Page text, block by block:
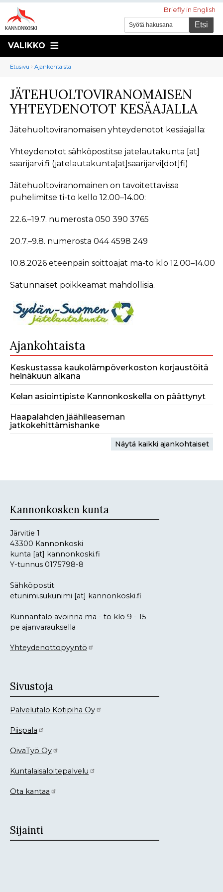
Briefly in English
VALIKKO
Murupolku
You
here:
Etusivu Ajankohtaista
JÄTEHUOLTOVIRANOMAISEN
YHTEYDENOTOT KESÄAJALLA
Jätehuoltoviranomaisen yhteydenotot kesäajalla:
Yhteydenotot sähköpostitse jatelautakunta [at]
saarijarvi.fi (jatelautakunta[at]saarijarvi[dot]fi)
Jätehuoltoviranomainen on tavoitettavissa
puhelimitse ti-to kello 12.00–14.00:
22.6.–19.7. numerosta 050 390 3765
20.7.–9.8. numerosta 044 4598 249
10.8.2026 eteenpäin soittoajat ma-to klo 12.00–14.00
Satunnaiset poikkeamat mahdollisia.
Ajankohtaista
Keskustassa kaukolämpöverkoston korjaustöitä
heinäkuun aikana
Kelan asiointipiste Kannonkoskella on päättynyt
Haapalahden jäähileaseman
jatkokehittämishanke
Näytä kaikki ajankohtaiset
Kannonkosken kunta
Järvitie 1
43300 Kannonkoski
kunta [at] kannonkoski.fi
Y-tunnus 0175798-8
Sähköpostit:
etunimi.sukunimi [at] kannonkoski.fi
Kunnantalo avoinna ma - to klo 9 - 15
pe ajanvarauksella
Yhteydenottopyyntö
Sivustoja
Palvelutalo Kotipiha Oy
Piispala
OivaTyö Oy
Kuntalaisaloitepalvelu
Ota kantaa
Sijainti